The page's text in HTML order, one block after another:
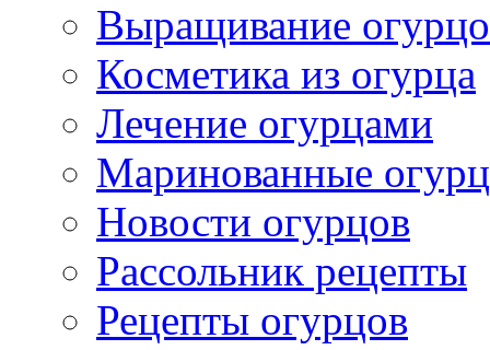
Выращивание
Косметика из огурца
Лечение огурцами
Маринованные
Новости огурцов
Рассольник рецепты
Рецепты огурцов